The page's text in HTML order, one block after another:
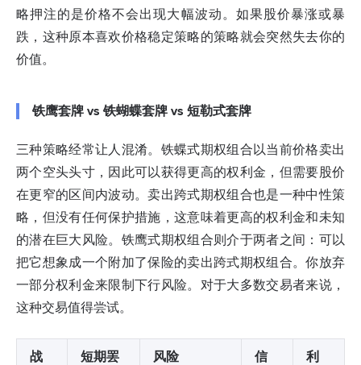
略押注的是价格不会出现大幅波动。如果股价暴涨或暴
跌，这种原本喜欢价格稳定策略的策略就会突然失去你的
价值。
铁鹰套牌 vs 铁蝴蝶套牌 vs 短勒式套牌
三种策略经常让人混淆。铁蝶式期权组合以当前价格卖出
两个空头头寸，因此可以获得更高的权利金，但需要股价
在更窄的区间内波动。卖出跨式期权组合也是一种中性策
略，但没有任何保护措施，这意味着更高的权利金和未知
的潜在巨大风险。铁鹰式期权组合则介于两者之间：可以
把它想象成一个附加了保险的卖出跨式期权组合。你放弃
一部分权利金来限制下行风险。对于大多数交易者来说，
这种交易值得尝试。
战
短期罢
风险
信
利